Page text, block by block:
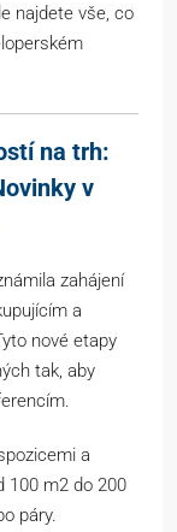
najdete vše, co
na trh:
v
zahájení
a
nové etapy
tak, aby
a
100 m2 do 200
páry.